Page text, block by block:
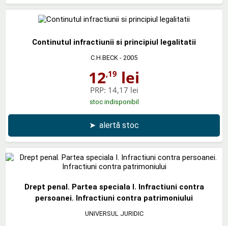
Continutul infractiunii si principiul legalitatii
C.H.BECK - 2005
12,19 lei
PRP: 14,17 lei
stoc indisponibil
➤ alertă stoc
Drept penal. Partea speciala I. Infractiuni contra
persoanei. Infractiuni contra patrimoniului
UNIVERSUL JURIDIC